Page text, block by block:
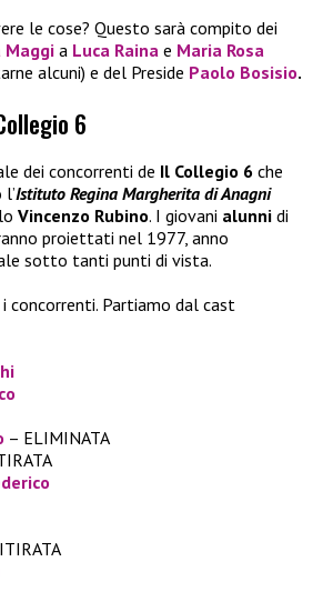
le cose? Questo sarà compito dei
Maggi a Luca Raina e Maria Rosa
alcuni) e del Preside Paolo Bosisio.
6
dei concorrenti de Il Collegio 6 che
Istituto Regina Margherita di Anagni
Vincenzo Rubino. I giovani alunni di
proiettati nel 1977, anno
sotto tanti punti di vista.
concorrenti. Partiamo dal cast
– ELIMINATA